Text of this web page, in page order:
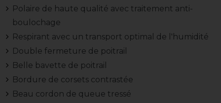
Polaire de haute qualité avec traitement anti-
boulochage
Respirant avec un transport optimal de l'humidité
Double fermeture de poitrail
Belle bavette de poitrail
Bordure de corsets contrastée
Beau cordon de queue tressé